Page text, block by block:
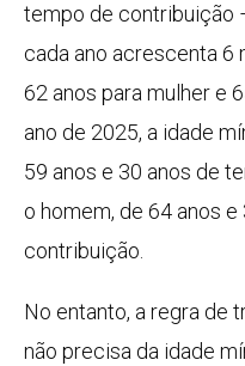
tempo de contribuição
cada ano acrescenta 6
62 anos para mulher e
ano de 2025, a idade
59 anos e 30 anos de
o homem, de 64 anos
contribuição.
No entanto, a regra de
não precisa da idade